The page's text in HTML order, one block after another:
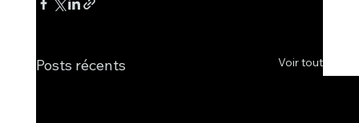
Posts récents Voir tout